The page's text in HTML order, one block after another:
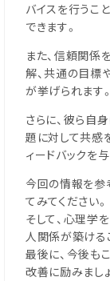
バイスを行うこ
できます。
また、信頼関係
解、共通の目標
が挙げられます。
さらに、彼ら自
題に対して共感
ィードバックを
今回の情報を参
てみてください。
そして、心理学
人関係が築ける
最後に、今後も
改善に励みましょ